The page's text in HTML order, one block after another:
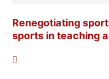
Renegotiating
sports in teaching